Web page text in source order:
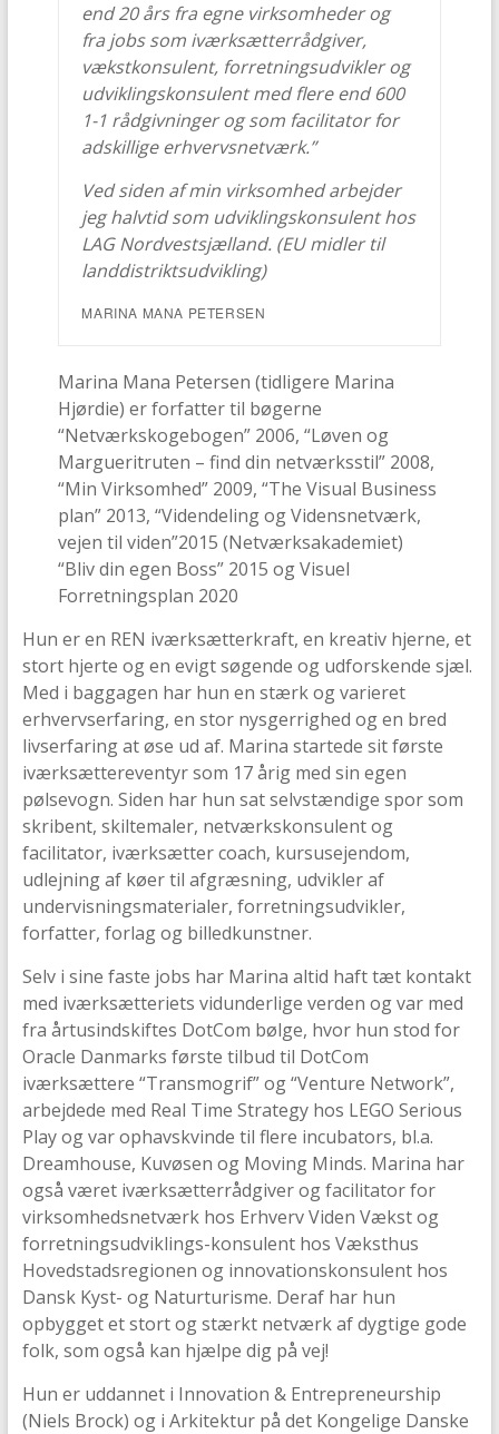
end 20 års fra egne virksomheder og
fra jobs som iværksætterrådgiver,
vækstkonsulent, forretningsudvikler og
udviklingskonsulent med flere end 600
1-1 rådgivninger og som facilitator for
adskillige erhvervsnetværk.”
Ved siden af min virksomhed arbejder
jeg halvtid som udviklingskonsulent hos
LAG Nordvestsjælland. (EU midler til
landdistriktsudvikling)
MARINA MANA PETERSEN
Marina Mana Petersen (tidligere Marina
Hjørdie) er forfatter til bøgerne
“Netværkskogebogen” 2006, “Løven og
Margueritruten – find din netværksstil” 2008,
“Min Virksomhed” 2009, “The Visual Business
plan” 2013, “Videndeling og Vidensnetværk,
vejen til viden”2015 (Netværksakademiet)
“Bliv din egen Boss” 2015 og Visuel
Forretningsplan 2020
Hun er en REN iværksætterkraft, en kreativ hjerne, et
stort hjerte og en evigt søgende og udforskende sjæl.
Med i baggagen har hun en stærk og varieret
erhvervserfaring, en stor nysgerrighed og en bred
livserfaring at øse ud af. Marina startede sit første
iværksættereventyr som 17 årig med sin egen
pølsevogn. Siden har hun sat selvstændige spor som
skribent, skiltemaler, netværkskonsulent og
facilitator, iværksætter coach, kursusejendom,
udlejning af køer til afgræsning, udvikler af
undervisningsmaterialer, forretningsudvikler,
forfatter, forlag og billedkunstner.
Selv i sine faste jobs har Marina altid haft tæt kontakt
med iværksætteriets vidunderlige verden og var med
fra årtusindskiftes DotCom bølge, hvor hun stod for
Oracle Danmarks første tilbud til DotCom
iværksættere “Transmogrif” og “Venture Network”,
arbejdede med Real Time Strategy hos LEGO Serious
Play og var ophavskvinde til flere incubators, bl.a.
Dreamhouse, Kuvøsen og Moving Minds. Marina har
også været iværksætterrådgiver og facilitator for
virksomhedsnetværk hos Erhverv Viden Vækst og
forretningsudviklings-konsulent hos Væksthus
Hovedstadsregionen og innovationskonsulent hos
Dansk Kyst- og Naturturisme. Deraf har hun
opbygget et stort og stærkt netværk af dygtige gode
folk, som også kan hjælpe dig på vej!
Hun er uddannet i Innovation & Entrepreneurship
(Niels Brock) og i Arkitektur på det Kongelige Danske